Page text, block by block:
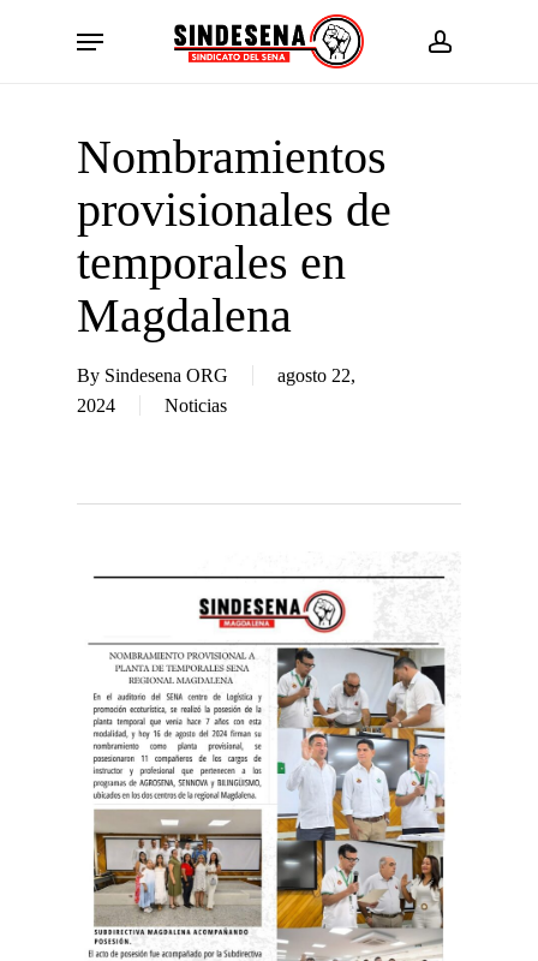
account
Menu
Nombramientos
provisionales de
temporales en
Magdalena
By Sindesena ORG
agosto 22,
2024
Noticias